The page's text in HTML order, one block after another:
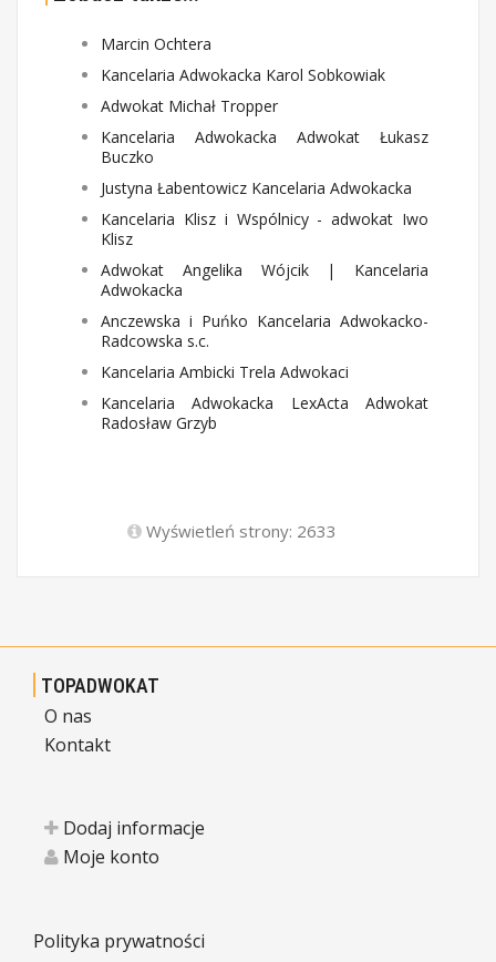
Marcin Ochtera
Kancelaria Adwokacka Karol Sobkowiak
Adwokat Michał Tropper
Kancelaria Adwokacka Adwokat Łukasz
Buczko
Justyna Łabentowicz Kancelaria Adwokacka
Kancelaria Klisz i Wspólnicy - adwokat Iwo
Klisz
Adwokat Angelika Wójcik | Kancelaria
Adwokacka
Anczewska i Puńko Kancelaria Adwokacko-
Radcowska s.c.
Kancelaria Ambicki Trela Adwokaci
Kancelaria Adwokacka LexActa Adwokat
Radosław Grzyb
Wyświetleń strony: 2633
TOPADWOKAT
O nas
Kontakt
Dodaj informacje
Moje konto
Polityka prywatności